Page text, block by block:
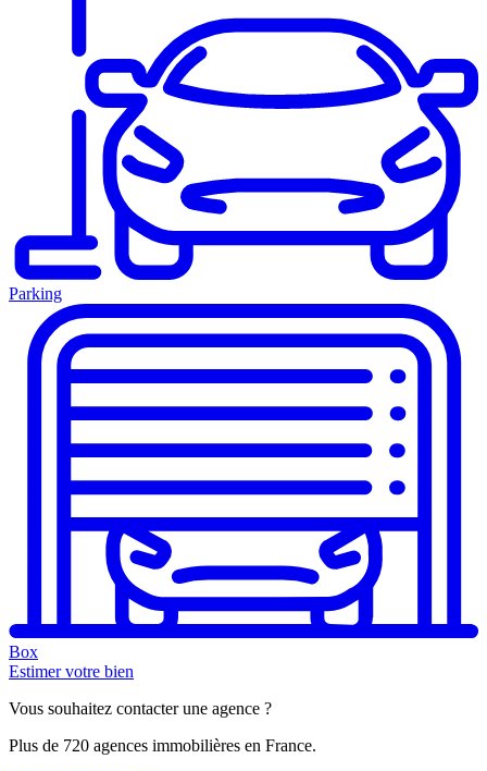
Parking
Box
Estimer votre bien
Vous souhaitez contacter une agence ?
Plus de 720 agences immobilières en France.